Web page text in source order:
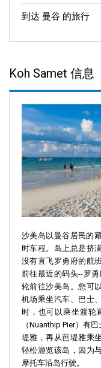
到达 曼谷 的旅行
Koh Samet 信息
沙美岛以曼谷居民的
时车程。岛上总是挤
没有直飞罗勇府的航
前往最近的码头--罗
轮前往沙美岛。您可
机场乘坐汽车、巴士
时，也可以乘坐渡轮
（Nuanthip Pier）有
堤雅，再从芭堤雅乘
轻松游览该岛，因为
摩托车沿岛行驶。